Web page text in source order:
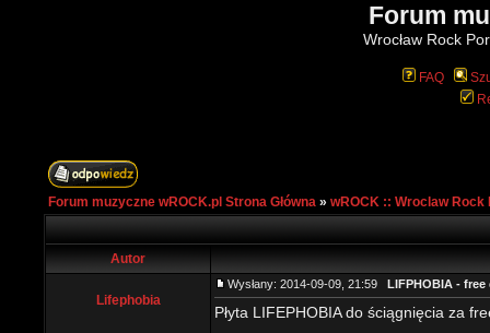
Forum
Wrocław Rock
FAQ
Forum muzyczne wROCK.pl Strona Główna » wROCK :: Wroclaw Rock
Autor
Lifephobia
Wysłany: 2014-09-09, 21:59 LIFPHOBIA -
Płyta LIFEPHOBIA do ściągnięcia za